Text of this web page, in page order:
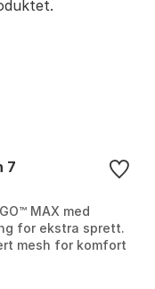
7
MAX med
for ekstra sprett.
mesh for komfort